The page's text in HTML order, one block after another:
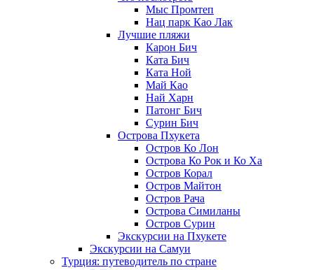
Мыс Промтеп
Нац парк Као Лак
Лучшие пляжи
Карон Бич
Ката Бич
Ката Ной
Май Као
Най Харн
Патонг Бич
Сурин Бич
Острова Пхукета
Остров Ко Лон
Острова Ко Рок и Ко Ха
Остров Корал
Остров Майтон
Остров Рача
Острова Симиланы
Остров Сурин
Экскурсии на Пхукете
Экскурсии на Самуи
Турция: путеводитель по стране